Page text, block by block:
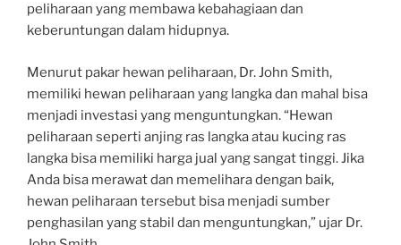
peliharaan yang membawa kebahagiaan dan
keberuntungan dalam hidupnya.
Menurut pakar hewan peliharaan, Dr. John Smith,
memiliki hewan peliharaan yang langka dan mahal bisa
menjadi investasi yang menguntungkan. “Hewan
peliharaan seperti anjing ras langka atau kucing ras
langka bisa memiliki harga jual yang sangat tinggi. Jika
Anda bisa merawat dan memelihara dengan baik,
hewan peliharaan tersebut bisa menjadi sumber
penghasilan yang stabil dan menguntungkan,” ujar Dr.